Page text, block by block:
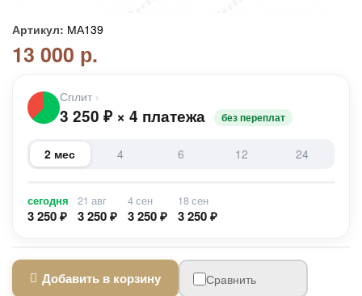
Артикул: МА139
13 000 р.
Сплит ›
3 250 ₽ × 4 платежа без переплат
2 мес 4 6 12 24
сегодня
3 250 ₽
21 авг
3 250 ₽
4 сен
3 250 ₽
18 сен
3 250 ₽
Добавить в корзину Сравнить